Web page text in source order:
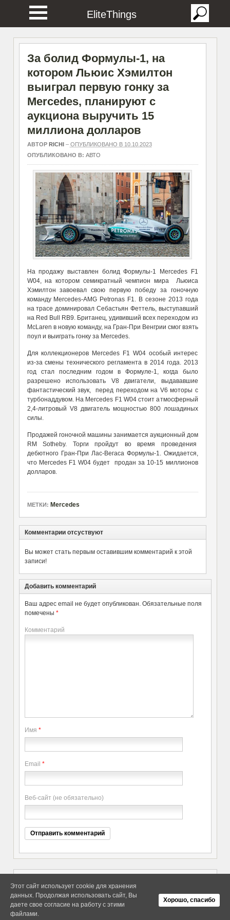
EliteThings
За болид Формулы-1, на
котором Льюис Хэмилтон
выиграл первую гонку за
Mercedes, планируют с
аукциона выручить 15
миллиона долларов
АВТОР RICHI– ОПУБЛИКОВАНО В 10.10.2023
ОПУБЛИКОВАНО В: АВТО
На продажу выставлен болид Формулы-1 Mercedes F1
W04, на котором семикратный чемпион мира Льюиса
Хэмилтон завоевал свою первую победу за гоночную
команду Mercedes-AMG Petronas F1. В сезоне 2013 года
на трасе доминировал Себастьян Феттель, выступавший
на Red Bull RB9. Британец, удививший всех переходом из
McLaren в новую команду, на Гран-При Венгрии смог взять
поул и выиграть гонку за Mercedes.
Для коллекционеров Mercedes F1 W04 особый интерес
из-за смены технического регламента в 2014 года. 2013
год стал последним годом в Формуле-1, когда было
разрешено использовать V8 двигатели, выдававшие
фантастический звук, перед переходом на V6 моторы с
турбонаддувом. На Mercedes F1 W04 стоит атмосферный
2,4-литровый V8 двигатель мощностью 800 лошадиных
силы.
Продажей гоночной машины занимается аукционный дом
RM Sotheby. Торги пройдут во время проведения
дебютного Гран-При Лас-Вегаса Формулы-1. Ожидается,
что Mercedes F1 W04 будет продан за 10-15 миллионов
долларов.
МЕТКИ: Mercedes
Комментарии отсуствуют
Вы может стать первым оставившим комментарий к этой
записи!
Добавить комментарий
Ваш адрес email не будет опубликован. Обязательные поля
помечены *
Комментарий
Имя *
Email *
Веб-сайт (не обязательно)
Об Arras WordPress Theme
Copyright elitethings. All Rights
Reserved.
Этот сайт использует cookie для хранения
данных. Продолжая использовать сайт, Вы
даете свое согласие на работу с этими
файлами.
Хорошо, спасибо